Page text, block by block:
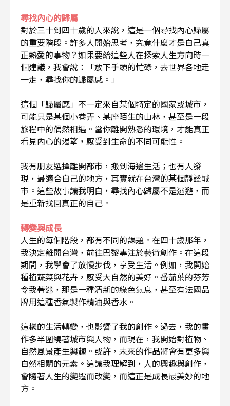
尋找內心的歸屬
對於三十到四十歲的人來說，這是一個尋找內心歸屬
的重要階段。許多人開始思考，究竟什麼才是自己真
正熱愛的事物？如果要給這些人在探索人生方向時一
個建議，我會說：「放下手頭的忙碌，去世界各地走
一走，尋找你的歸屬感。」
這個「歸屬感」不一定來自某個特定的國家或城市，
可能只是某個小巷弄、某座陌生的山林，甚至是一段
旅程中的偶然相遇。當你離開熟悉的環境，才能真正
看見內心的渴望，感受到生命的不同可能性。
我有朋友選擇離開都市，搬到海邊生活；也有人發
現，最適合自己的地方，其實就在台灣的某個靜謐城
市。這些故事讓我明白，尋找內心歸屬不是逃避，而
是重新找回真正的自己。
轉變與成長
人生的每個階段，都有不同的課題。在四十歲那年，
我決定離開台灣，前往巴黎專注於藝術創作。在這段
期間，我學會了放慢步伐，享受生活。例如，我開始
種植蔬菜與花卉，感受大自然的美好。番茄葉的芬芳
令我著迷，那是一種清新的綠色氣息，甚至有法國品
牌用這種香氣製作精油與香水。
這樣的生活轉變，也影響了我的創作。過去，我的畫
作多半圍繞著城市與人物，而現在，我開始對植物、
自然風景產生興趣。或許，未來的作品將會有更多與
自然相關的元素。這讓我理解到，人的興趣與創作，
會隨著人生的變遷而改變，而這正是成長最美妙的地
方。